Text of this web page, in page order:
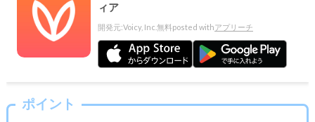
ィア
開発元:Voicy, Inc. 無料posted withアプリーチ
ポイント